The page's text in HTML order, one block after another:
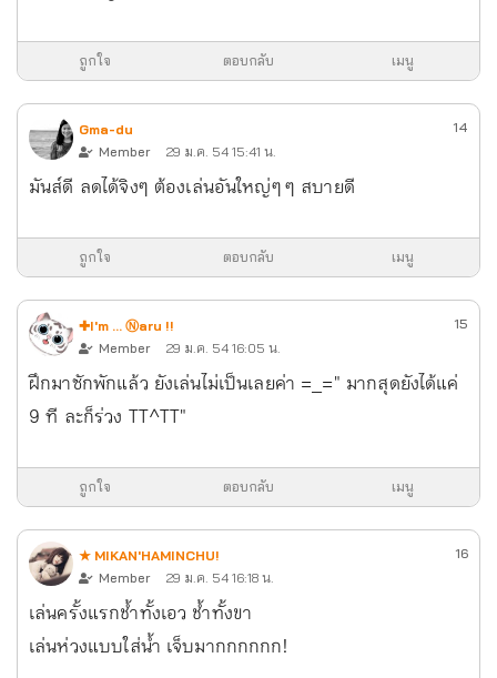
ถูกใจ ตอบกลับ เมนู
Gma-du
Member
29 ม.ค. 54 15:41 น.
14
มันส์ดี ลดได้จิงๆ ต้องเล่นอันใหญ่ๆ ๆ สบายดี
ถูกใจ ตอบกลับ เมนู
✚I'm ... Ⓝaru !!
Member
29 ม.ค. 54 16:05 น.
15
ฝึกมาซักพักแล้ว ยังเล่นไม่เป็นเลยค่า =_=" มากสุดยังได้แค่
9 ที ละก็ร่วง TT^TT"
ถูกใจ ตอบกลับ เมนู
★ MIKAN'HAMINCHU!
Member
29 ม.ค. 54 16:18 น.
16
เล่นครั้งแรกช้ำทั้งเอว ช้ำทั้งขา
เล่นห่วงแบบใส่น้ำ เจ็บมากกกกกก!